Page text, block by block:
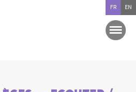
FR EN